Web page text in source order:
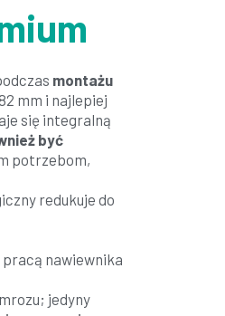
montażu
mm i najlepiej
się integralną
być
potrzebom,
redukuje do
pracą nawiewnika
jedyny